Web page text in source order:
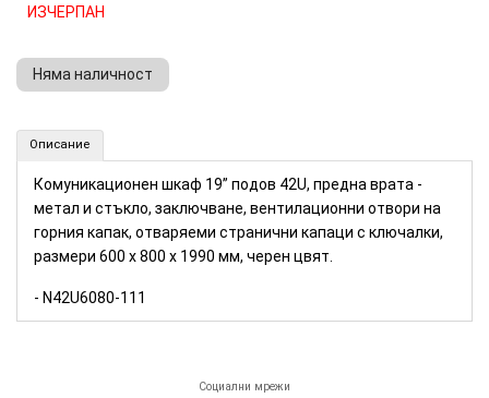
ИЗЧЕРПАН
Няма наличност
Описание
Комуникационен шкаф 19” подов 42U, предна врата -
метал и стъкло, заключване, вентилационни отвори на
горния капак, отваряеми странични капаци с ключалки,
размери 600 х800 х 1990 мм, черен цвят.
- N42U6080-111
Социални мрежи